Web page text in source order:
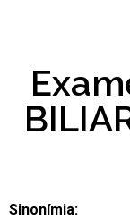
Sinonímia: